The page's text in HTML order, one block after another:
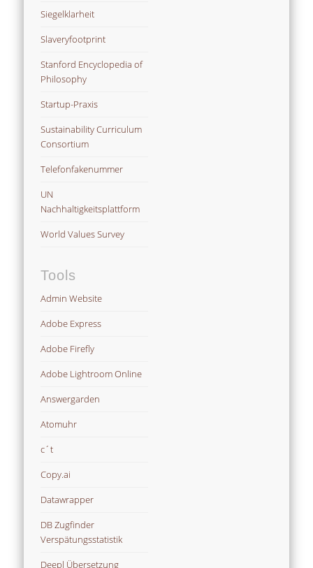
Siegelklarheit
Slaveryfootprint
Stanford Encyclopedia of
Philosophy
Startup-Praxis
Sustainability Curriculum
Consortium
Telefonfakenummer
UN
Nachhaltigkeitsplattform
World Values Survey
Tools
Admin Website
Adobe Express
Adobe Firefly
Adobe Lightroom Online
Answergarden
Atomuhr
c´t
Copy.ai
Datawrapper
DB Zugfinder
Verspätungsstatistik
Deepl Übersetzung